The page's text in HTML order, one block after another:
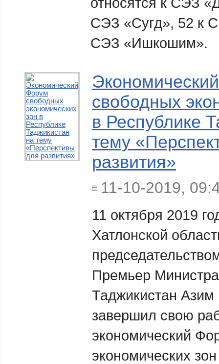
СЭЗ «Сугд», 52 к
СЭЗ
свободных
в Республике
тему
развития»
11-10-2019,
11 октября 2019
Хатлонской
Премьер
Таджикистан
завершил свою
экономический
экономических